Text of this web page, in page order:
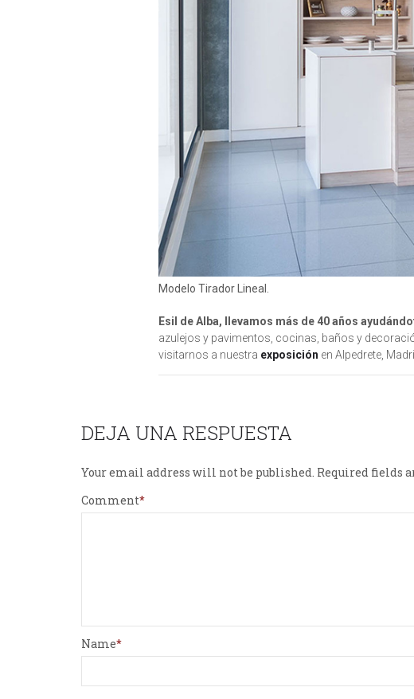
Modelo Tirador Lineal.
Esil de Alba, llevamos más de 40 años
azulejos y pavimentos, cocinas, baños y
visitarnos a nuestra exposición en Alpedrete,
DEJA UNA RESPUESTA
Your email address will not be published. Required fields
Comment
Name